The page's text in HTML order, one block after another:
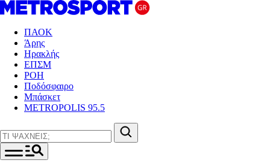
ΠΑΟΚ
Άρης
Ηρακλής
ΕΠΣΜ
ΡΟΗ
Ποδόσφαιρο
Μπάσκετ
METROPOLIS 95.5